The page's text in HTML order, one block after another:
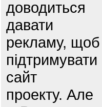
доводиться
давати
рекламу, щоб
підтримувати
сайт
проекту. Але